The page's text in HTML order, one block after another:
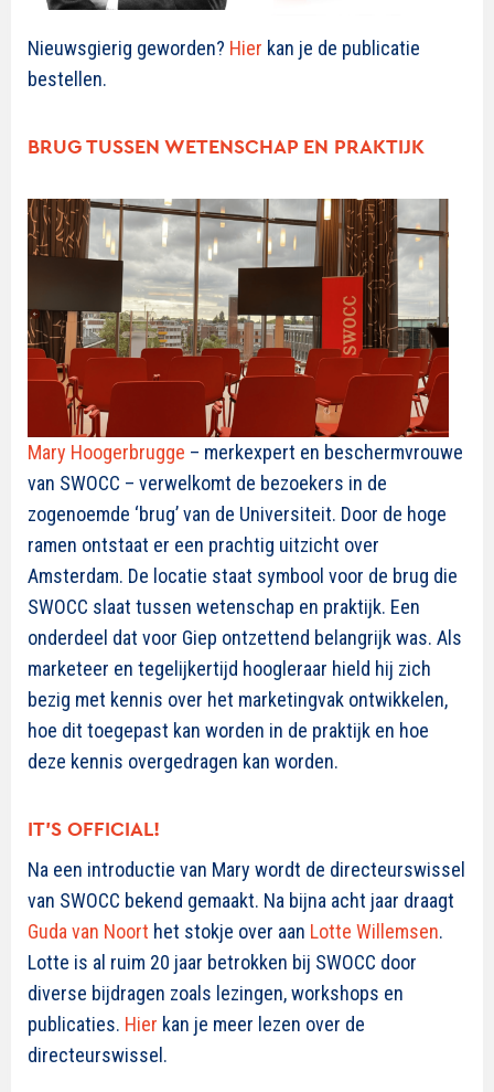
Nieuwsgierig geworden? Hier kan je de publicatie
bestellen.
BRUG TUSSEN WETENSCHAP EN PRAKTIJK
Mary Hoogerbrugge – merkexpert en beschermvrouwe
van SWOCC – verwelkomt de bezoekers in de
zogenoemde ‘brug’ van de Universiteit. Door de hoge
ramen ontstaat er een prachtig uitzicht over
Amsterdam. De locatie staat symbool voor de brug die
SWOCC slaat tussen wetenschap en praktijk. Een
onderdeel dat voor Giep ontzettend belangrijk was. Als
marketeer en tegelijkertijd hoogleraar hield hij zich
bezig met kennis over het marketingvak ontwikkelen,
hoe dit toegepast kan worden in de praktijk en hoe
deze kennis overgedragen kan worden.
IT’S OFFICIAL!
Na een introductie van Mary wordt de directeurswissel
van SWOCC bekend gemaakt. Na bijna acht jaar draagt
Guda van Noort het stokje over aan Lotte Willemsen.
Lotte is al ruim 20 jaar betrokken bij SWOCC door
diverse bijdragen zoals lezingen, workshops en
publicaties. Hier kan je meer lezen over de
directeurswissel.